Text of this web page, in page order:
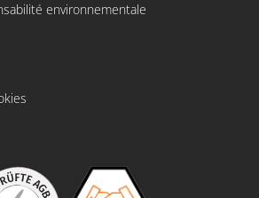
environnementale